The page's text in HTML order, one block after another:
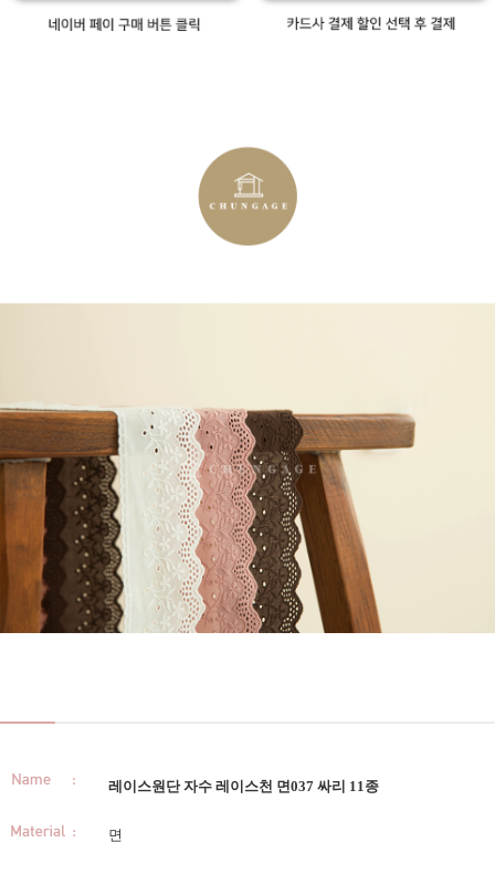
레이스원단 자수 레이스천 면037 싸리 11종
면